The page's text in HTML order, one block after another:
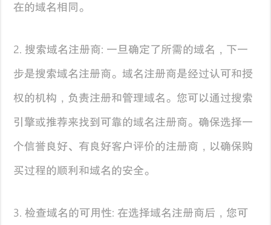
在的域名相同。
2. 搜索域名注册商: 一旦确定了所需的域名，下一
步是搜索域名注册商。域名注册商是经过认可和授
权的机构，负责注册和管理域名。您可以通过搜索
引擎或推荐来找到可靠的域名注册商。确保选择一
个信誉良好、有良好客户评价的注册商，以确保购
买过程的顺利和域名的安全。
3. 检查域名的可用性: 在选择域名注册商后，您可